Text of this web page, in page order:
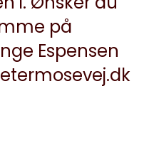
på
Espensen